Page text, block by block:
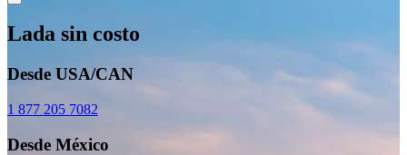
Lada sin costo
Desde USA/CAN
1 877 205 7082
Desde México